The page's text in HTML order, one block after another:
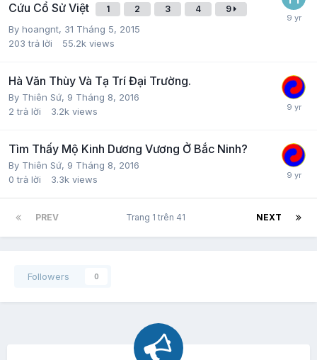
Cứu Cổ Sử Việt
1 2 3 4 9
By hoangnt, 31 Tháng 5, 2015
203 trả lời 55.2k views
Hà Văn Thùy Và Tạ Trí Đại Trường.
By Thiên Sứ, 9 Tháng 8, 2016
2 trả lời 3.2k views
Tìm Thấy Mộ Kinh Dương Vương Ở Bắc Ninh?
By Thiên Sứ, 9 Tháng 8, 2016
0 trả lời 3.3k views
PREV NEXT
Trang 1 trên 41
Followers 0